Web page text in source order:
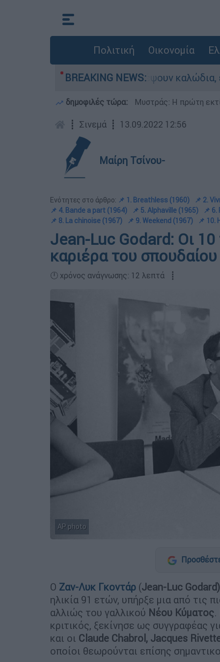
Πολιτική Οικονομία
BREAKING NEWS:
Πήγαν να κλέψουν καλώδια, έπαθε
δημοφιλές τώρα: Μυστράς: Η πρώτη
┋ Σινεμά ┋ 13.09.2022 12:56
Μαίρη Τσίνου-
Ενότητες στο άρθρο: 📌 1. Breathless (1960) 📌 2.
📌 4. Bande a part (1964)
📌 5. Alphaville (1965) 📌
📌 8. La chinoise (1967)
📌 9. Weekend (1967) 📌 10.
Jean-Luc Godard: Οι 10
καριέρα του
🕛 χρόνος ανάγνωσης: 12 λεπτά ┋
ΑP photo
Ο Ζαν-Λυκ Γκοντάρ (Jean-Luc
ηλικία 91 ετών, υπήρξε μια από τις
αλλιώς του γαλλικού Νέου Κύματος.
κριτικός, ξεκίνησε ως συγγραφέας
και οι Claude Chabrol, Jacques
οποίοι θεωρούνται επίσης